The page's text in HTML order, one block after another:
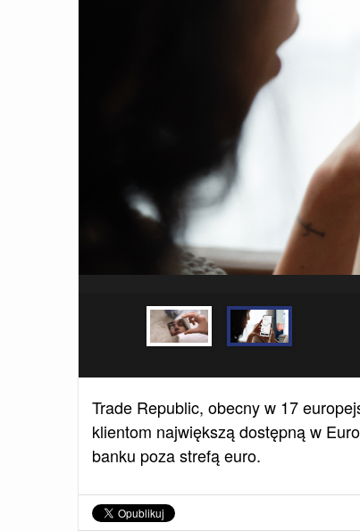
Trade Republic, obecny w 17
klientom największą dostępną w
banku poza strefą euro.